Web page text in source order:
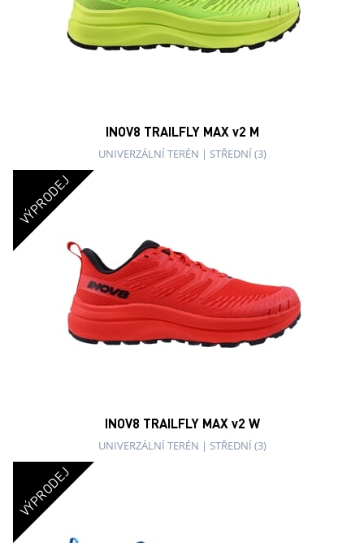
INOV8 TRAILFLY MAX v2 M
UNIVERZÁLNÍ TERÉN | STŘEDNÍ (3)
VÝPRODEJ
INOV8 TRAILFLY MAX v2 W
UNIVERZÁLNÍ TERÉN | STŘEDNÍ (3)
VÝPRODEJ